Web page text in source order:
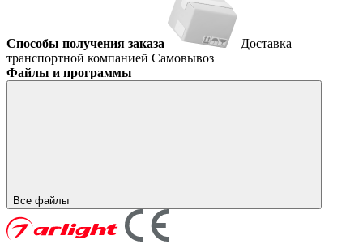
Способы получения заказа
Доставка
транспортной компанией Самовывоз
Файлы и программы
Все файлы